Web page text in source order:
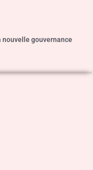
gouvernance